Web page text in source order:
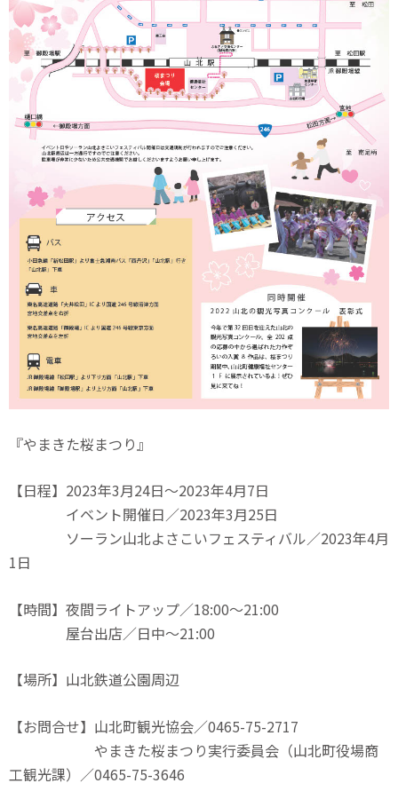
『やまきた桜まつり』
【日程】2023年3月24日～2023年4月7日
イベント開催日／2023年3月25日
ソーラン山北よさこいフェスティバル／2023年4月
1日
【時間】夜間ライトアップ／18:00〜21:00
屋台出店／日中〜21:00
【場所】山北鉄道公園周辺
【お問合せ】山北町観光協会／0465-75-2717
やまきた桜まつり実行委員会（山北町役場商
工観光課）／0465-75-3646